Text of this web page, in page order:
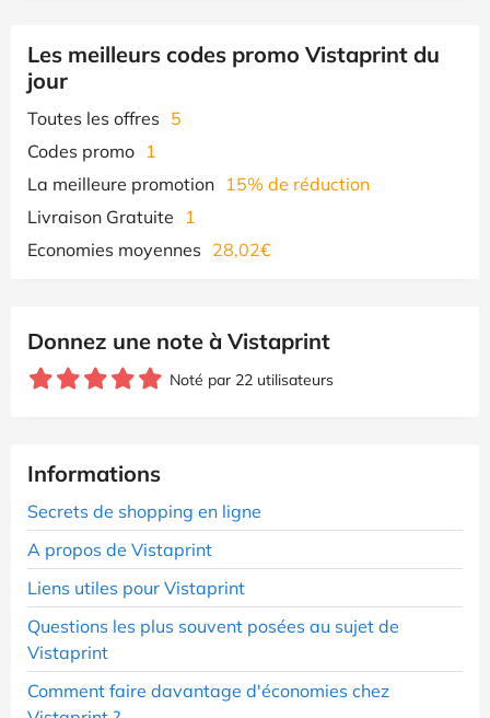
Les meilleurs codes promo Vistaprint du
jour
Toutes les offres 5
Codes promo 1
La meilleure promotion 15% de réduction
Livraison Gratuite
1
Economies moyennes 28,02€
Donnez une note à Vistaprint
Noté par 22 utilisateurs
Informations
Secrets de shopping en ligne
A propos de Vistaprint
Liens utiles pour Vistaprint
Questions les plus souvent posées au sujet de
Vistaprint
Comment faire davantage d'économies chez